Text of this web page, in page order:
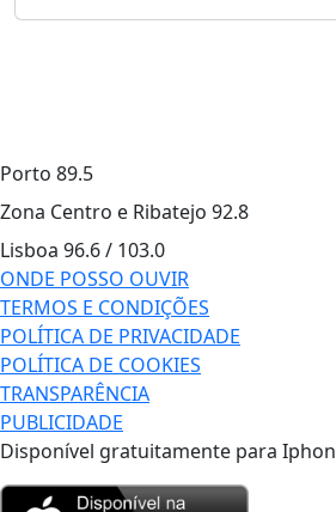
Porto 89.5
Zona Centro e Ribatejo 92.8
Lisboa 96.6 / 103.0
ONDE POSSO OUVIR
TERMOS E CONDIÇÕES
POLÍTICA DE PRIVACIDADE
POLÍTICA DE COOKIES
TRANSPARÊNCIA
PUBLICIDADE
Disponível gratuitamente para